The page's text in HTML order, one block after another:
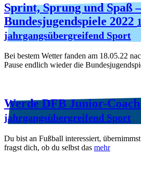
Sprint, Sprung und Spaß –
Bundesjugendspiele 2022
jahrgangsübergreifend Sport
Bei bestem Wetter fanden am 18.05.22
Pause endlich wieder die
Werde DFB Junior-Coach
jahrgangsübergreifend Sport
Du bist an Fußball interessiert,
fragst dich, ob du selbst das mehr